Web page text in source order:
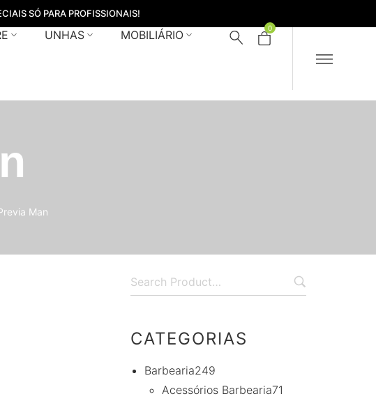
SÓ PARA PROFISSIONAIS!
UNHAS
MOBILIÁRIO
0
Man
CATEGORIAS
Barbearia249
Acessórios Barbearia71